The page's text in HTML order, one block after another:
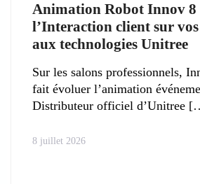
Animation Robot Innov 8
l’Interaction client sur
aux technologies Unitree
Sur les salons professionnels,
fait évoluer l’animation
Distributeur officiel d’Unitree
8 juillet 2026